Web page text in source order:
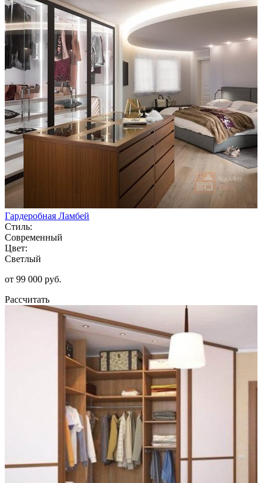
Гардеробная Ламбей
Стиль:
Современный
Цвет:
Светлый
от 99 000 руб.
Рассчитать